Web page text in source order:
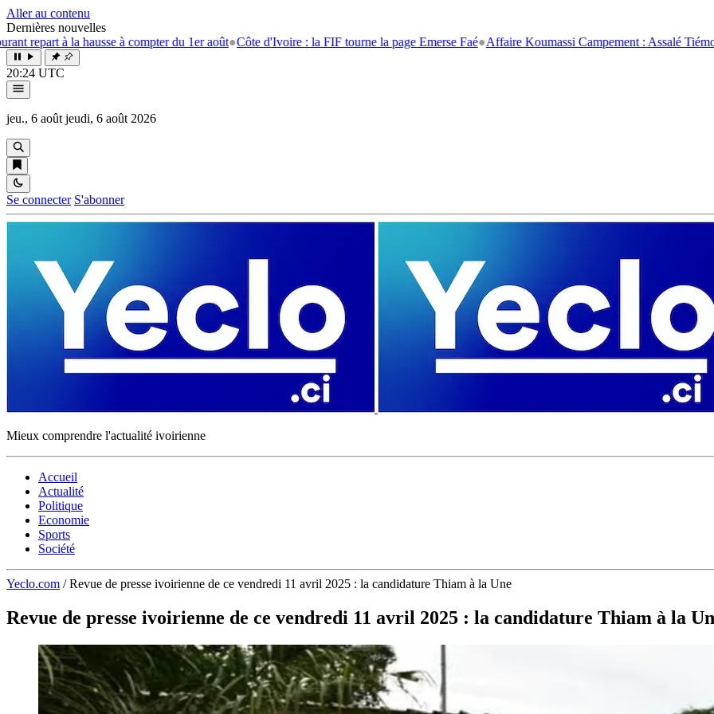
Aller au contenu
Dernières nouvelles
à la hausse à compter du 1er août●Côte d'Ivoire : la FIF tourne la page Emerse Faé●Affaire Koumassi Campement : Assalé Tiémoko et
20:24 UTC
jeu., 6 août jeudi, 6 août 2026
Se connecter S'abonner
Mieux comprendre l'actualité ivoirienne
Accueil
Actualité
Politique
Economie
Sports
Société
Yeclo.com / Revue de presse ivoirienne de ce vendredi 11 avril 2025 : la candidature Thiam à la Une
Revue de presse ivoirienne de ce vendredi 11 avril 2025 : la candidature Thiam à la